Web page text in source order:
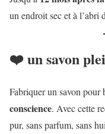
un endroit sec et à l’abri
❤️ un savon
Fabriquer un savon pour
conscience. Avec cette
pur, sans parfum, sans